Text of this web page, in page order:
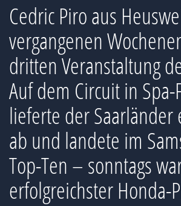
Cedric Piro aus
vergangenen
dritten Veranstaltung
Auf dem Circuit in
lieferte der
ab und landete im
Top-Ten – sonntags
erfolgreichster Honda-